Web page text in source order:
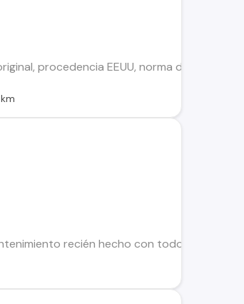
procedencia EEUU, norma de emisión
recién hecho con todo original